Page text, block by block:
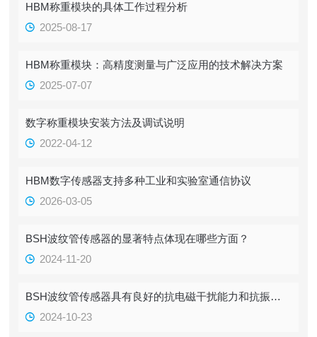
HBM称重模块的具体工作过程分析
2025-08-17
HBM称重模块：高精度测量与广泛应用的技术解决方案
2025-07-07
数字称重模块安装方法及调试说明
2022-04-12
HBM数字传感器支持多种工业和实验室通信协议
2026-03-05
BSH波纹管传感器的显著特点体现在哪些方面？
2024-11-20
BSH波纹管传感器具有良好的抗电磁干扰能力和抗振动能力
2024-10-23